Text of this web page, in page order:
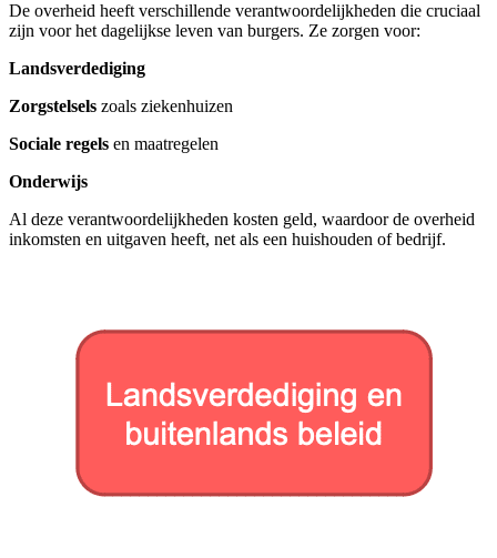
De overheid heeft verschillende verantwoordelijkheden die cruciaal
zijn voor het dagelijkse leven van burgers. Ze zorgen voor:
Landsverdediging
Zorgstelsels zoals ziekenhuizen
Sociale regels en maatregelen
Onderwijs
Al deze verantwoordelijkheden kosten geld, waardoor de overheid
inkomsten en uitgaven heeft, net als een huishouden of bedrijf.